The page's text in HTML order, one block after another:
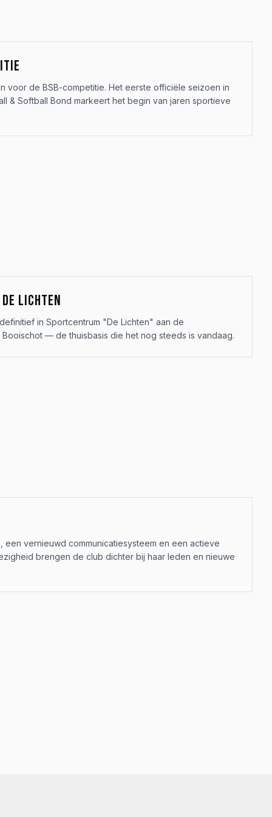
voor de BSB-competitie. Het eerste officiële seizoen in
& Softball Bond markeert het begin van jaren sportieve
LICHTEN
in Sportcentrum "De Lichten" aan de
— de thuisbasis die het nog steeds is vandaag.
een vernieuwd communicatiesysteem en een actieve
brengen de club dichter bij haar leden en nieuwe